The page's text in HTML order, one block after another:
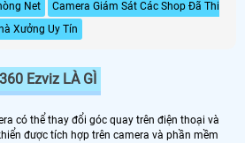
Net
Camera Giám Sát Các Shop Đã Thi
Xưởng Uy Tín
Ezviz LÀ GÌ
có thể thay đổi góc quay trên điện thoại và
được tích hợp trên camera và phần mềm